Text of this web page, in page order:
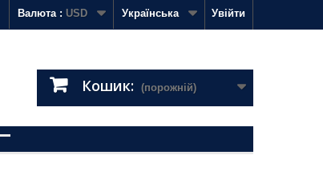
Увійти
Українська
Валюта : USD
Кошик: (порожній)